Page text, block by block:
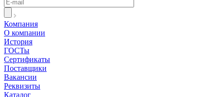
Компания
О компании
История
ГОСТы
Сертификаты
Поставщики
Вакансии
Реквизиты
Каталог